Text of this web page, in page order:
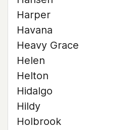
Harper
Havana
Heavy Grace
Helen
Helton
Hidalgo
Hildy
Holbrook